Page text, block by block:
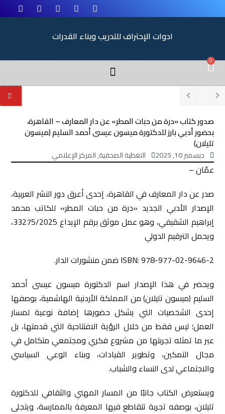
ادوات الإحتراف للتدريب وبناء القدرات
0
صدور كتاب «درة من حبات المطر» عن دار المعارف – القاهرة،
بحضور أدبي بارز للدكتورة ميسون عيسى أحمد السليم (ميسون
تليلان)
ديسمبر 10, 2025 التغطية الصحفية,المركز الإعلامي
عمّان –
صدر عن دار المعارف في القاهرة، إحدى أعرق دور النشر العربية،
الإصدار الأدبي الجديد «درة من حبات المطر» للكاتب محمد
إبراهيم الشقيفي، وهو عمل موثق برقم الإيداع 33275/2025،
ويحمل الترقيم الدولي
ISBN: 978-977-02-9646-2 ضمن منشورات الدار.
ويحضر في هذا الإصدار اسم الدكتورة ميسون عيسى أحمد
السليم (ميسون تليلان) من المملكة الأردنية الهاشمية، بوصفها
إحدى الشخصيات التي يشكل حضورها إضافة نوعية لمسار
العمل؛ ليس فقط من خلال الرؤية الافتتاحية التي قدمتها، بل
عبر ما تمثله تجربتها من مشروع فكري ومجتمعي متكامل في
مجال التمكين، وتطوير القيادات، وبناء الوعي السياسي
والاجتماعي لدى النساء والشباب.
ويستعرض الكتاب جانبًا من المسار المهني والثقافي للدكتورة
تليلان، بوصفه تجربة تتقاطع فيها المعرفة بالممارسة، ويتجلى